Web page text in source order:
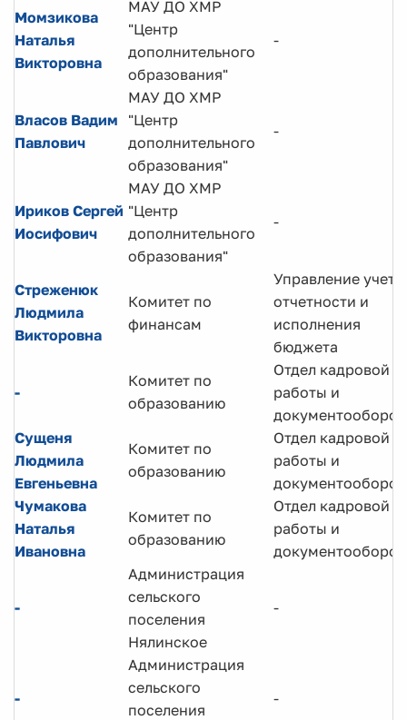
Момзикова
Наталья
Викторовна
МАУ ДО ХМР
"Центр
дополнительного
образования"
-
Власов Вадим
Павлович
МАУ ДО ХМР
"Центр
дополнительного
образования"
-
Ириков Сергей
Иосифович
МАУ ДО ХМР
"Центр
дополнительного
образования"
-
Стреженюк
Людмила
Викторовна
Комитет по
финансам
Управление учета,
отчетности и
исполнения
бюджета
-
Комитет по
образованию
Отдел кадровой
работы и
Сущеня
Людмила
Евгеньевна
Комитет по
образованию
Отдел кадровой
работы и
Чумакова
Наталья
Ивановна
Комитет по
образованию
Отдел кадровой
работы и
-
Администрация
сельского
поселения
Нялинское
-
-
Администрация
сельского
поселения
-